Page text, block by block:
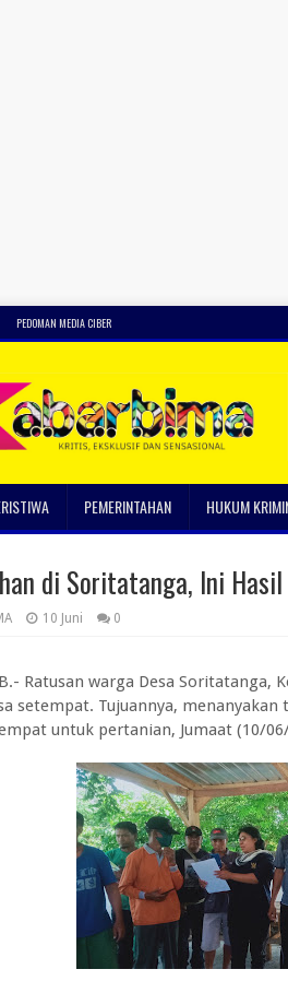
PEDOMAN MEDIA CIBER
PEMERINTAHAN HUKUM
di Soritatanga, Ini
10 Juni 0
Ratusan warga Desa Soritatanga,
setempat. Tujuannya,
untuk pertanian, Jumaat (10/